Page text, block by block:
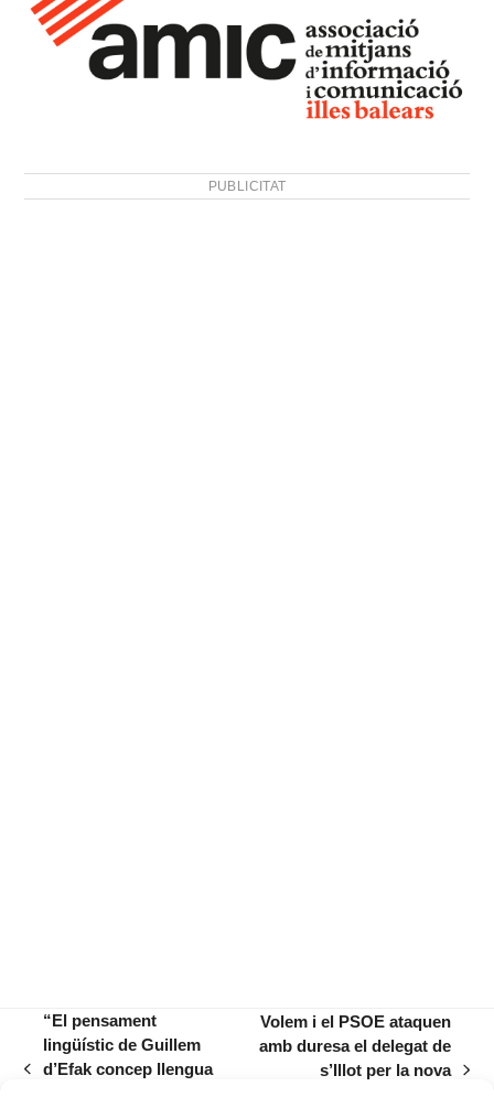
PUBLICITAT
previous
“El pensament
lingüístic de Guillem
d’Efak concep llengua
Volem i el PSOE ataquen
amb duresa el delegat de
s’Illot per la nova